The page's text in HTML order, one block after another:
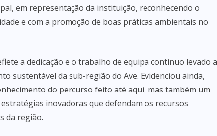
em representação da instituição, reconhecendo o
e com a promoção de boas práticas ambientais no
a dedicação e o trabalho de equipa contínuo levado a
sustentável da sub-região do Ave. Evidenciou ainda,
do percurso feito até aqui, mas também um
inovadoras que defendam os recursos
da região.